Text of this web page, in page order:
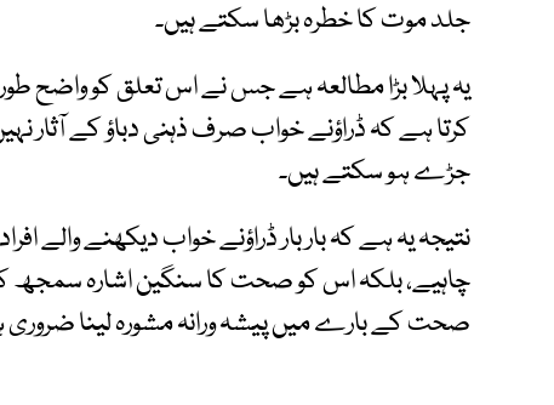
جلد موت کا خطرہ بڑھا سکتے ہیں۔
یہ پہلا بڑا مطالعہ ہے جس نے اس تعلق کو واضح طور
کرتا ہے کہ ڈراؤنے خواب صرف ذہنی دباؤ کے آثار
جڑے ہو سکتے ہیں۔
نتیجہ یہ ہے کہ بار بار ڈراؤنے خواب دیکھنے والے
چاہیے، بلکہ اس کو صحت کا سنگین اشارہ سمجھ کر
صحت کے بارے میں پیشہ ورانہ مشورہ لینا